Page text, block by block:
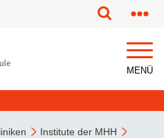
MENÜ
Institute der MHH